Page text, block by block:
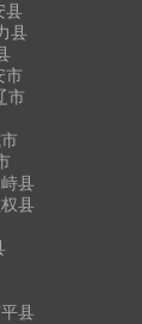
县
县
市
市
县
县
县